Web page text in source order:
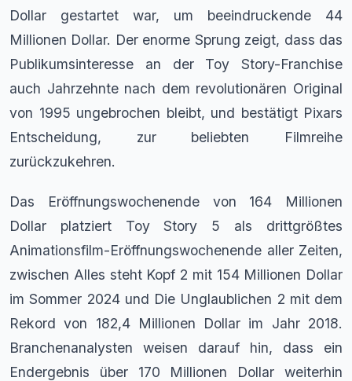
Dollar gestartet war, um beeindruckende 44
Millionen Dollar. Der enorme Sprung zeigt, dass das
Publikumsinteresse an der Toy Story-Franchise
auch Jahrzehnte nach dem revolutionären Original
von 1995 ungebrochen bleibt, und bestätigt Pixars
Entscheidung, zur beliebten Filmreihe
zurückzukehren.
Das Eröffnungswochenende von 164 Millionen
Dollar platziert Toy Story 5 als drittgrößtes
Animationsfilm-Eröffnungswochenende aller Zeiten,
zwischen Alles steht Kopf 2 mit 154 Millionen Dollar
im Sommer 2024 und Die Unglaublichen 2 mit dem
Rekord von 182,4 Millionen Dollar im Jahr 2018.
Branchenanalysten weisen darauf hin, dass ein
Endergebnis über 170 Millionen Dollar weiterhin